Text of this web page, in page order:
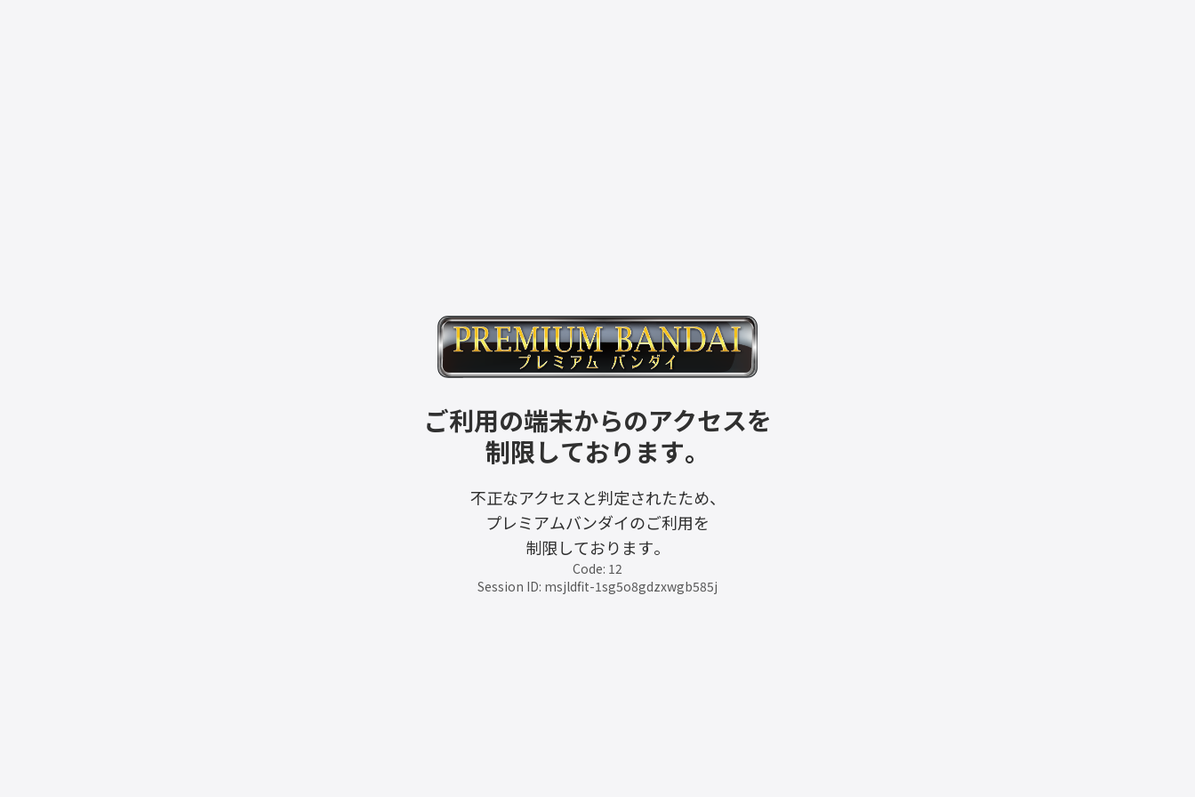
ご利用の端末からのアクセスを
制限しております。
不正なアクセスと判定されたため、
プレミアムバンダイのご利用を
制限しております。
Code: 12
Session ID: msjldfit-1sg5o8gdzxwgb585j